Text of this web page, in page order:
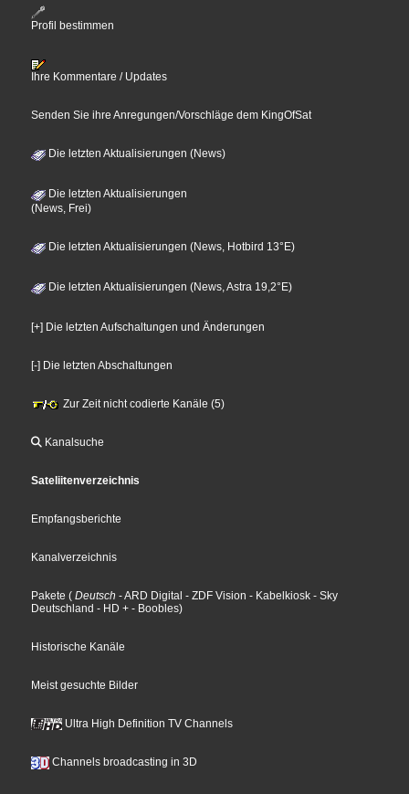
Profil bestimmen
Ihre Kommentare / Updates
Senden Sie ihre Anregungen/Vorschläge dem KingOfSat
Die letzten Aktualisierungen (News)
Die letzten Aktualisierungen
(News, Frei)
Die letzten Aktualisierungen (News, Hotbird 13°E)
Die letzten Aktualisierungen (News, Astra 19,2°E)
[+] Die letzten Aufschaltungen und Änderungen
[-] Die letzten Abschaltungen
Zur Zeit nicht codierte Kanäle (5)
Kanalsuche
Sateliitenverzeichnis
Empfangsberichte
Kanalverzeichnis
Pakete ( Deutsch - ARD Digital - ZDF Vision - Kabelkiosk - Sky
Deutschland - HD + - Boobles)
Historische Kanäle
Meist gesuchte Bilder
Ultra High Definition TV Channels
Channels broadcasting in 3D